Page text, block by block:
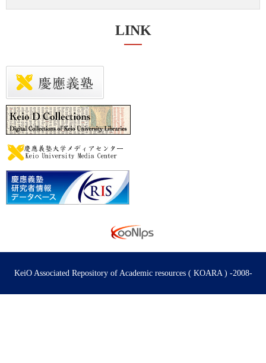
LINK
KeiO Associated Repository of Academic resources ( KOARA ) -2008-